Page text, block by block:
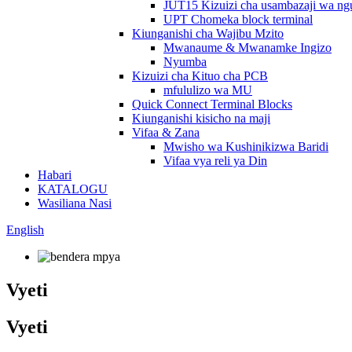
JUT15 Kizuizi cha usambazaji wa
UPT Chomeka block terminal
Kiunganishi cha Wajibu Mzito
Mwanaume & Mwanamke Ingizo
Nyumba
Kizuizi cha Kituo cha PCB
mfululizo wa MU
Quick Connect Terminal Blocks
Kiunganishi kisicho na maji
Vifaa & Zana
Mwisho wa Kushinikizwa Baridi
Vifaa vya reli ya Din
Habari
KATALOGU
Wasiliana Nasi
English
Vyeti
Vyeti